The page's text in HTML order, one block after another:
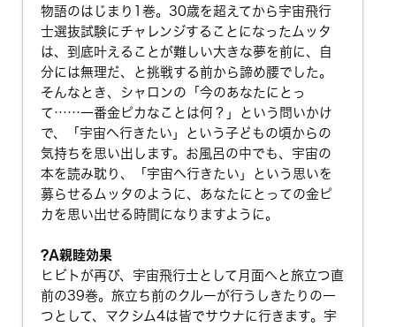
物語のはじまり1巻。30歳を超えてから宇宙飛行
士選抜試験にチャレンジすることになったムッタ
は、到底叶えることが難しい大きな夢を前に、自
分には無理だ、と挑戦する前から諦め腰でした。
そんなとき、シャロンの「今のあなたにとっ
て……一番金ピカなことは何？」という問いかけ
で、「宇宙へ行きたい」という子どもの頃からの
気持ちを思い出します。お風呂の中でも、宇宙の
本を読み耽り、「宇宙へ行きたい」という思いを
募らせるムッタのように、あなたにとっての金ピ
カを思い出せる時間になりますように。
?A親睦効果
ヒビトが再び、宇宙飛行士として月面へと旅立つ直
前の39巻。旅立ち前のクルーが行うしきたりの一
つとして、マクシム4は皆でサウナに行きます。宇